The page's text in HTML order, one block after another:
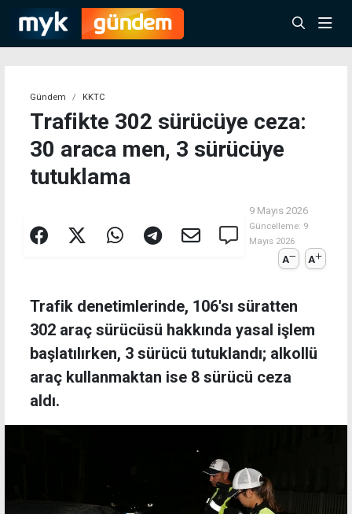
Gündem KKTC
Trafikte 302 sürücüye ceza:
30 araca men, 3 sürücüye
tutuklama
9 Mayıs 2026
Güncelleme: 9
Mayıs 2026
A A
Trafik denetimlerinde, 106'sı süratten
302 araç sürücüsü hakkında yasal işlem
başlatılırken, 3 sürücü tutuklandı; alkollü
araç kullanmaktan ise 8 sürücü ceza
aldı.